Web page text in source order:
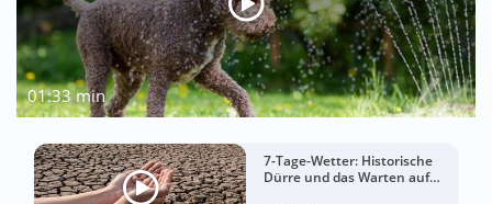
01:33 min
7-Tage-Wetter: Historische
Dürre und das Warten auf